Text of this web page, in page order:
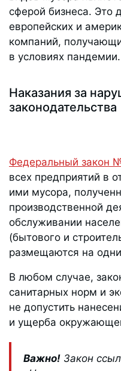
сферой бизнеса. Это
европейских и
компаний,
в условиях пандемии.
Наказания за
законодательства
Федеральный закон
всех предприятий в
ими мусора,
производственной
обслуживании
(бытового и
размещаются на
В любом случае,
санитарных норм и
не допустить
и ущерба
Важно! Закон